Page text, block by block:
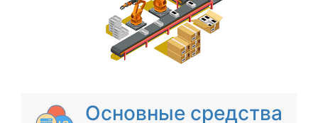
Основные средства